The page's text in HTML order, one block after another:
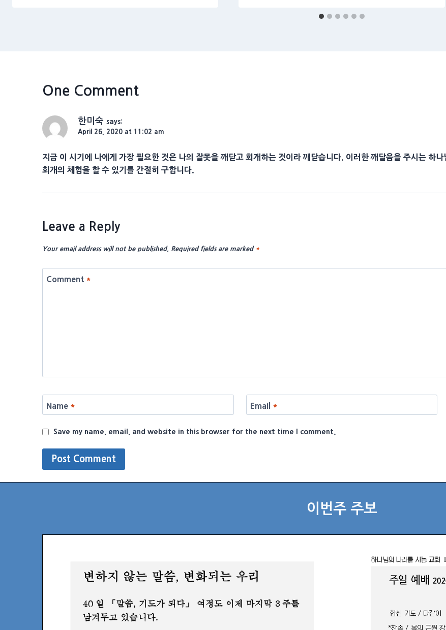
One Comment
한미숙 says:
April 26, 2020 at 11:02 am
지금 이 시기에 나에게 가장 필요한 것은 나의 잘못을 깨닫고 회개하는 것이라 깨닫습니다. 이러한 깨달음을 주시는 하
회개의 체험을 할 수 있기를 간절히 구합니다.
Leave a Reply
Your email address will not be published. Required fields are marked *
Comment *
Name * Email *
Save my name, email, and website in this browser for the next time I comment.
이번주 주보